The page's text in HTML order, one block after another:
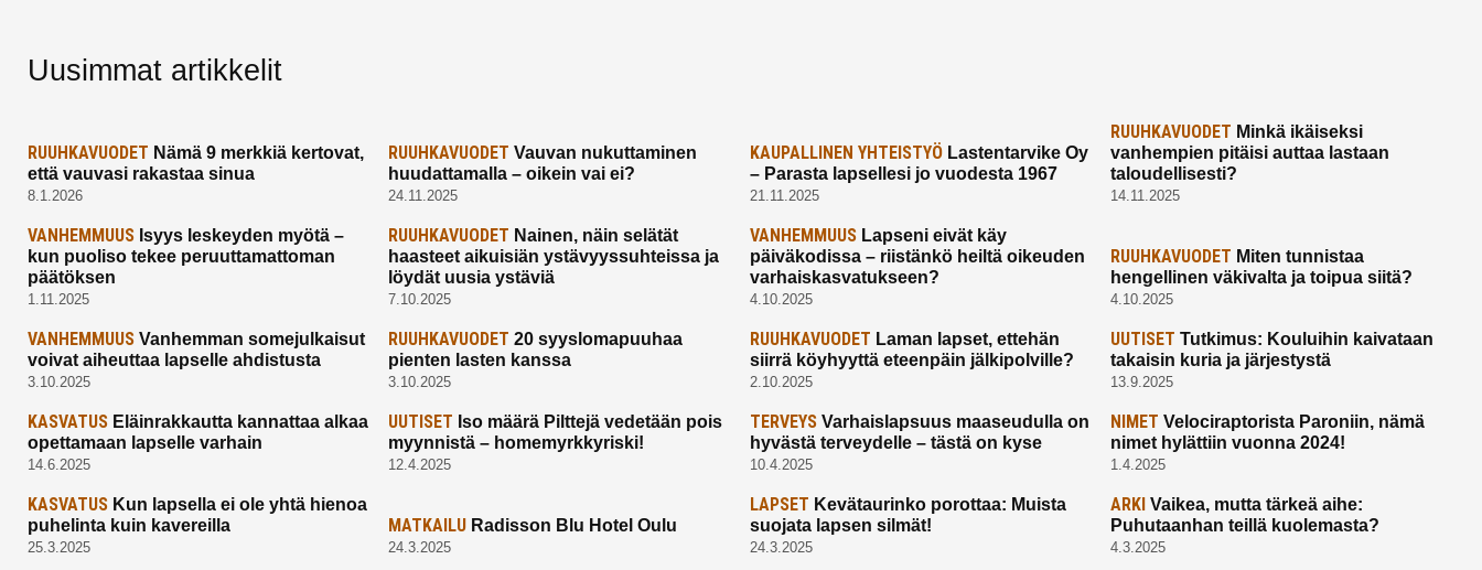
Uusimmat artikkelit
RUUHKAVUODET Nämä 9 merkkiä kertovat,
että vauvasi rakastaa sinua
8.1.2026
RUUHKAVUODET Vauvan nukuttaminen
huudattamalla – oikein vai ei?
24.11.2025
KAUPALLINEN YHTEISTYÖLastentarvike Oy
– Parasta lapsellesi jo vuodesta 1967
21.11.2025
RUUHKAVUODET Minkä ikäiseksi
vanhempien pitäisi auttaa lastaan
taloudellisesti?
14.11.2025
VANHEMMUUS Isyys leskeyden myötä –
kun puoliso tekee peruuttamattoman
päätöksen
1.11.2025
RUUHKAVUODET Nainen, näin selätät
haasteet aikuisiän ystävyyssuhteissa ja
löydät uusia ystäviä
7.10.2025
VANHEMMUUSLapseni eivät käy
päiväkodissa – riistänkö heiltä oikeuden
varhaiskasvatukseen?
4.10.2025
RUUHKAVUODET Miten tunnistaa
hengellinen väkivalta ja toipua siitä?
4.10.2025
VANHEMMUUS Vanhemman somejulkaisut
voivat aiheuttaa lapselle ahdistusta
3.10.2025
RUUHKAVUODET 20 syyslomapuuhaa
pienten lasten kanssa
3.10.2025
RUUHKAVUODET Laman lapset, ettehän
siirrä köyhyyttä eteenpäin jälkipolville?
2.10.2025
UUTISET Tutkimus: Kouluihin kaivataan
takaisin kuria ja järjestystä
13.9.2025
KASVATUS Eläinrakkautta kannattaa alkaa
opettamaan lapselle varhain
14.6.2025
UUTISET Iso määrä Pilttejä vedetään pois
myynnistä – homemyrkkyriski!
12.4.2025
TERVEYSVarhaislapsuus maaseudulla on
hyvästä terveydelle – tästä on kyse
10.4.2025
NIMET Velociraptorista Paroniin, nämä
nimet hylättiin vuonna 2024!
1.4.2025
KASVATUS Kun lapsella ei ole yhtä hienoa
puhelinta kuin kavereilla
25.3.2025
MATKAILU Radisson Blu Hotel Oulu
24.3.2025
LAPSET Kevätaurinko porottaa: Muista
suojata lapsen silmät!
24.3.2025
ARKI Vaikea, mutta tärkeä aihe:
Puhutaanhan teillä kuolemasta?
4.3.2025